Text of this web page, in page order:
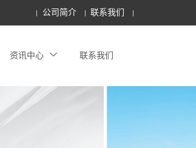
公司简介 联系我们
资讯中心 联系我们